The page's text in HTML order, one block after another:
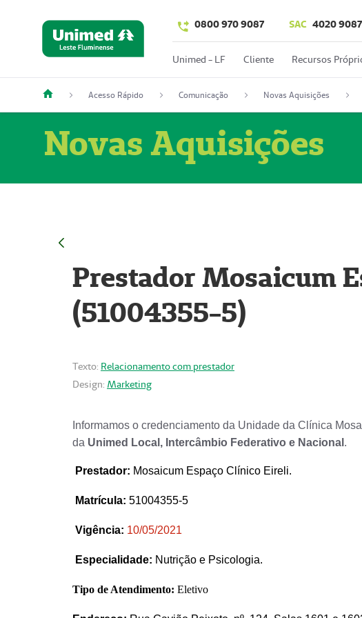
0800 970 9087 SAC 4020 9087
Unimed - LF Cliente Recursos
Acesso Rápido Comunicação Novas Aquisições
Novas Aquisições
Prestador Mosaicum
(51004355-5)
Texto: Relacionamento com prestador
Design: Marketing
Informamos o credenciamento da Unidade da Clínica
da Unimed Local, Intercâmbio Federativo e Nacional .
Prestador: Mosaicum Espaço Clínico Eireli.
Matrícula: 51004355-5
Vigência: 10/05/2021
Especialidade: Nutrição e Psicologia.
Tipo de Atendimento: Eletivo